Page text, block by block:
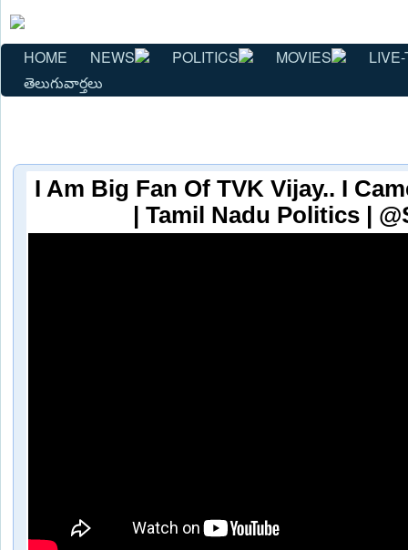
HOME NEWS POLITICS MOVIES
తెలుగువార్తలు
I Am Big Fan Of TVK Vijay.. I
| Tamil Nadu Politics |